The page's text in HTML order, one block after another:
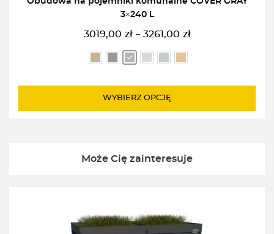
3×240 L
3019,00 zł – 3261,00 zł
Zakres
cen:
od
do
WYBIERZ OPCJĘ
Może Cię zainteresuje